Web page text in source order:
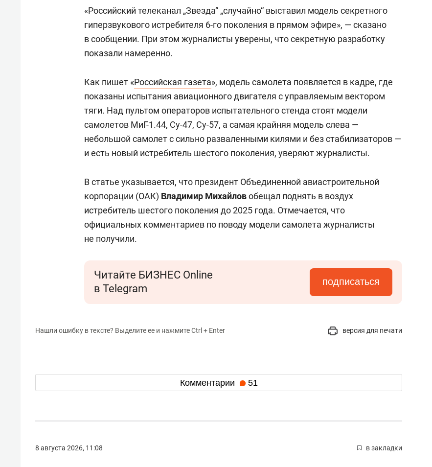
«Российский телеканал „Звезда“ „случайно“ выставил модель секретного
гиперзвукового истребителя 6-го поколения в прямом эфире», — сказано
в сообщении. При этом журналисты уверены, что секретную разработку
показали намеренно.
Как пишет «Российская газета», модель самолета появляется в кадре, где
показаны испытания авиационного двигателя с управляемым вектором
тяги. Над пультом операторов испытательного стенда стоят модели
самолетов МиГ-1.44, Су-47, Су-57, а самая крайняя модель слева —
небольшой самолет с сильно разваленными килями и без стабилизаторов —
и есть новый истребитель шестого поколения, уверяют журналисты.
В статье указывается, что президент Объединенной авиастроительной
корпорации (ОАК) Владимир Михайловобещал поднять в воздух
истребитель шестого поколения до 2025 года. Отмечается, что
официальных комментариев по поводу модели самолета журналисты
не получили.
Читайте БИЗНЕС Online
в Telegram
подписаться
Нашли ошибку в тексте? Выделите ее и нажмите Ctrl + Enter версия для печати
Комментарии 51
8 августа 2026, 11:08 в закладки
состоянием как основа
антихрупких команд